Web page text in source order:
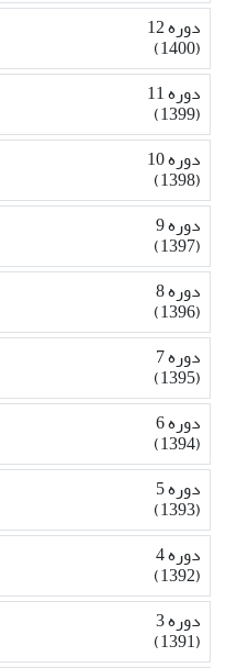
دوره 12
(1400)
دوره 11
(1399)
دوره 10
(1398)
دوره 9
(1397)
دوره 8
(1396)
دوره 7
(1395)
دوره 6
(1394)
دوره 5
(1393)
دوره 4
(1392)
دوره 3
(1391)